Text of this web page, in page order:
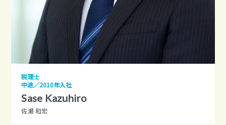
税理士
中途／2010年入社
Sase Kazuhiro
佐瀬 和宏